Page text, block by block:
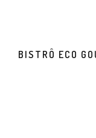
BISTRÔ ECO